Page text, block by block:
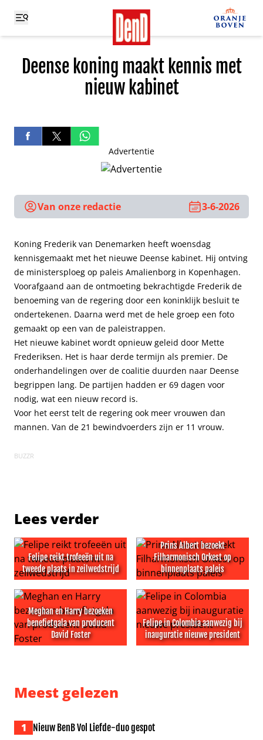
Deense koning maakt kennis met
nieuw kabinet
Advertentie
Van onze redactie 3-6-2026
Koning Frederik van Denemarken heeft woensdag
kennisgemaakt met het nieuwe Deense kabinet. Hij ontving
de ministersploeg op paleis Amalienborg in Kopenhagen.
Voorafgaand aan de ontmoeting bekrachtigde Frederik de
benoeming van de regering door een koninklijk besluit te
ondertekenen. Daarna werd met de hele groep een foto
gemaakt op een van de paleistrappen.
Het nieuwe kabinet wordt opnieuw geleid door Mette
Frederiksen. Het is haar derde termijn als premier. De
onderhandelingen over de coalitie duurden naar Deense
begrippen lang. De partijen hadden er 69 dagen voor
nodig, wat een nieuw record is.
Voor het eerst telt de regering ook meer vrouwen dan
mannen. Van de 21 bewindvoerders zijn er 11 vrouw.
BUZZR
Lees verder
Felipe reikt trofeeën uit na
tweede plaats in zeilwedstrijd
Felipe reikt trofeeën uit na tweede plaats in zeilwedstrijd
Prins Albert bezoekt
Filharmonisch Orkest op
binnenplaats paleis
Prins Albert bezoekt
Meghan en Harry bezoeken
benefietgala van producent
David Foster
Felipe in Colombia aanwezig bij
inauguratie nieuwe president
Meest gelezen
1 Nieuw BenB Vol Liefde-duo gespot